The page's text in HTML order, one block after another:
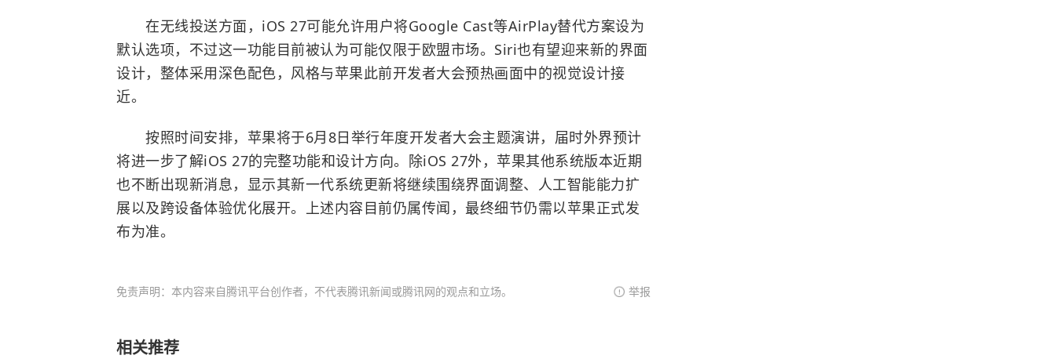
在无线投送方面，iOS 27可能允许用户将Google Cast等AirPlay替代方案设为
默认选项，不过这一功能目前被认为可能仅限于欧盟市场。Siri也有望迎来新的界面
设计，整体采用深色配色，风格与苹果此前开发者大会预热画面中的视觉设计接
近。
按照时间安排，苹果将于6月8日举行年度开发者大会主题演讲，届时外界预计
将进一步了解iOS 27的完整功能和设计方向。除iOS 27外，苹果其他系统版本近期
也不断出现新消息，显示其新一代系统更新将继续围绕界面调整、人工智能能力扩
展以及跨设备体验优化展开。上述内容目前仍属传闻，最终细节仍需以苹果正式发
布为准。
免责声明：本内容来自腾讯平台创作者，不代表腾讯新闻或腾讯网的观点和立场。 举报
相关推荐